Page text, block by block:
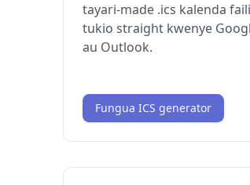
tayari-made .ics kalenda
tukio straight kwenye
au Outlook.
Fungua ICS generator